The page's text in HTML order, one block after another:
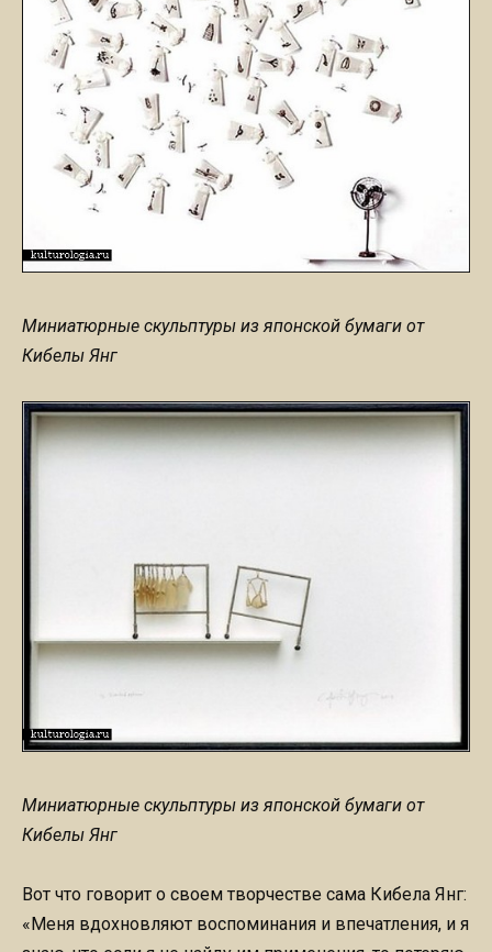
Миниатюрные скульптуры из японской бумаги от
Кибелы Янг
Миниатюрные скульптуры из японской бумаги от
Кибелы Янг
Вот что говорит о своем творчестве сама Кибела Янг:
«Меня вдохновляют воспоминания и впечатления, и я